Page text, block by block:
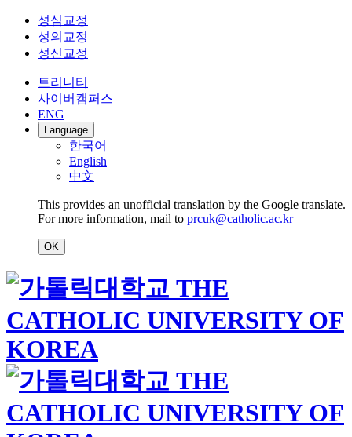
성심교정
성의교정
성신교정
트리니티
사이버캠퍼스
ENG
Language
한국어
English
中文
This provides an unofficial translation by the Google translate.
For more information, mail to prcuk@catholic.ac.kr
OK